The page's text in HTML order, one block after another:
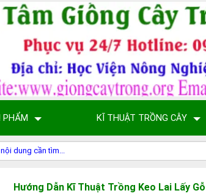
PHẨM KĨ THUẬT TRỒNG CÂY
Hướng Dẫn Kĩ Thuật Trồng Keo Lai Lấy Gỗ